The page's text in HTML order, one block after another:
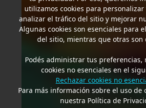
utilizamos cookies para
analizar el tráfico del sitio y mejorar
Algunas cookies son esenciales para
del sitio, mientras que otras son
Podés administrar tus preferencias,
cookies no esenciales en el
Rechazar cookies no
Para más información sobre el uso de
nuestra Política de